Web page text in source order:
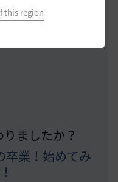
this region
いただいても、問題な
ます。
ましたか？
卒業！始めてみ